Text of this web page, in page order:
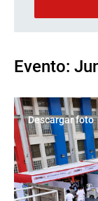
Evento:
Descargar foto